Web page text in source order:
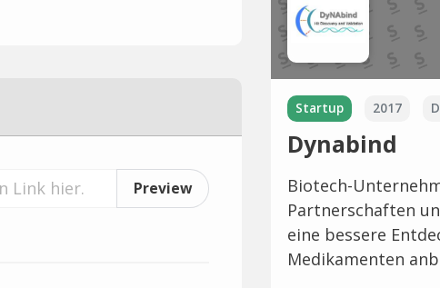
Preview
Startup 2017
Dynabind
Biotech-
Partnerschaften
eine bessere
Medikamenten